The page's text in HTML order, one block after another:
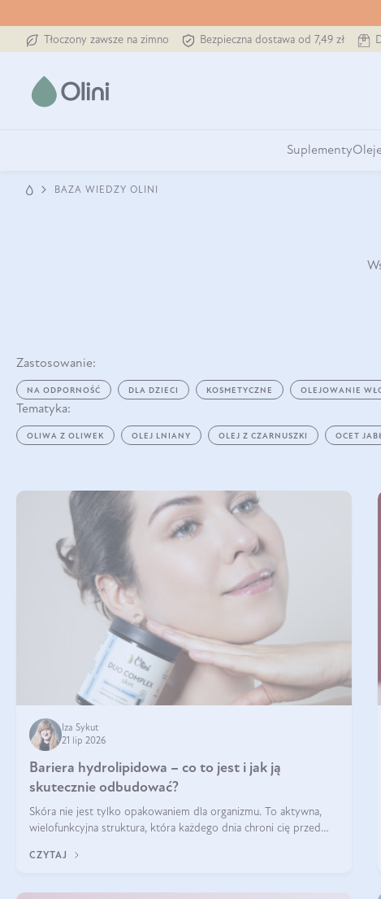
Tłoczony zawsze na zimno Bezpieczna dostawa od 7,49 zł
Suplementy
BAZA WIEDZY OLINI
Zastosowanie:
NA ODPORNOŚĆ DLA DZIECI KOSMETYCZNE OLEJOWANIE
Tematyka:
OLIWA Z OLIWEK OLEJ LNIANY OLEJ Z CZARNUSZKI OCET
Iza Sykut
21 lip 2026
Bariera hydrolipidowa – co to jest i jak ją
skutecznie odbudować?
Skóra nie jest tylko opakowaniem dla organizmu. To aktywna,
wielofunkcyjna struktura, która każdego dnia chroni cię przed
środowiskowymi. Jednym z jej kluczowych elementów jest
CZYTAJ